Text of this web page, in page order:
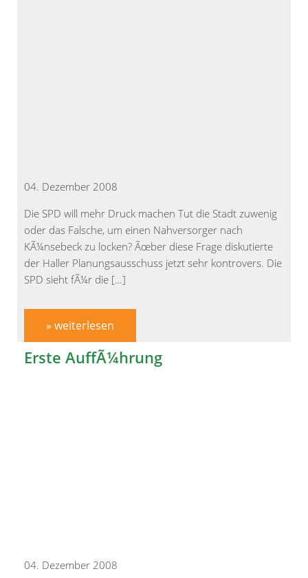
04. Dezember 2008
Die SPD will mehr Druck machen Tut die Stadt zuwenig
oder das Falsche, um einen Nahversorger nach
KÃ¼nsebeck zu locken? Ãœber diese Frage diskutierte
der Haller Planungsausschuss jetzt sehr kontrovers. Die
SPD sieht fÃ¼r die […]
» weiterlesen
Erste AuffÃ¼hrung
04. Dezember 2008